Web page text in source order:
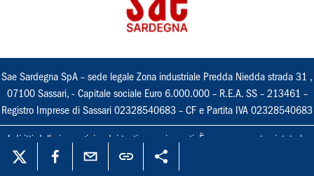
Sae Sardegna SpA – sede legale Zona industriale Predda Niedda strada 31 ,
07100 Sassari, - Capitale sociale Euro 6.000.000 – R.E.A. SS – 213461 –
Registro Imprese di Sassari 02328540683 – CF e Partita IVA 02328540683
I diritti delle immagini e dei testi sono riservati. È espressamente vietata la
loro riproduzione con qualsiasi mezzo e l'adattamento totale o parziale.